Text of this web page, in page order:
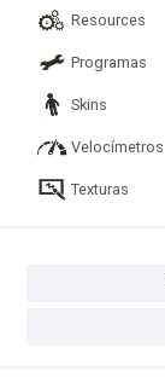
Resources
Programas
Skins
Velocímetros
Texturas